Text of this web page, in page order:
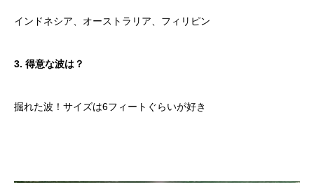
インドネシア、オーストラリア、フィリピン
3. 得意な波は？
掘れた波！サイズは6フィートぐらいが好き